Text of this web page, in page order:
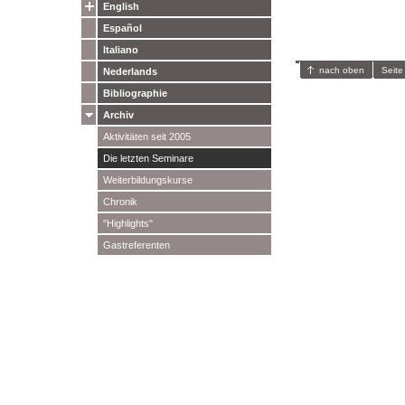
English
Español
Italiano
Nederlands
Bibliographie
Archiv
Aktivitäten seit 2005
Die letzten Seminare
Weiterbildungskurse
Chronik
"Highlights"
Gastreferenten
nach oben Seite